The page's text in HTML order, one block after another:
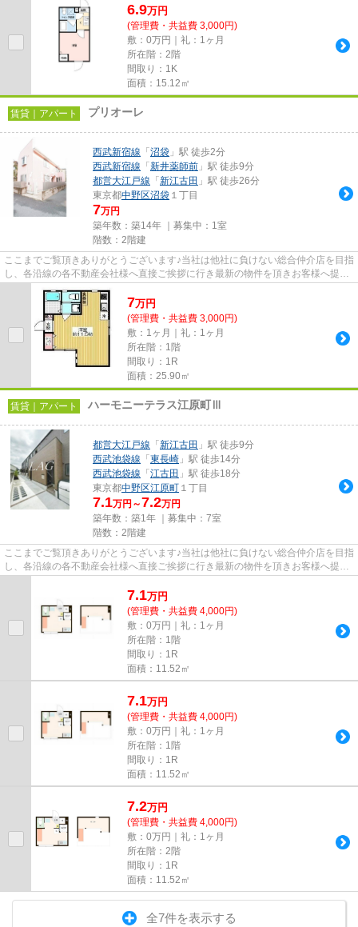
6.9万円
(管理費・共益費 3,000円)
敷：0万円｜礼：1ヶ月
所在階：2階
間取り：1K
面積：15.12㎡
賃貸｜アパート プリオーレ
西武新宿線 「 沼袋 」駅 徒歩2分
西武新宿線 「 新井薬師前 」駅 徒歩9分
都営大江戸線 「 新江古田 」駅 徒歩26分
東京都中野区沼袋 １丁目
7万円
築年数：築14年 ｜募集中： 1室
階数：2階建
ここまでご覧頂きありがとうございます♪当社は他社に負けない総合仲介店を目指
し、各沿線の各不動産会社様へ直接ご挨拶に行き最新の物件を頂きお客様へ提供
しております！最新の情報は...
7万円
(管理費・共益費 3,000円)
敷：1ヶ月｜礼：1ヶ月
所在階：1階
間取り：1R
面積：25.90㎡
賃貸｜アパート ハーモニーテラス江原町Ⅲ
都営大江戸線 「 新江古田 」駅 徒歩9分
西武池袋線 「 東長崎 」駅 徒歩14分
西武池袋線 「 江古田 」駅 徒歩18分
東京都中野区江原町 １丁目
7.1万円～7.2万円
築年数：築1年 ｜募集中： 7室
階数：2階建
ここまでご覧頂きありがとうございます♪当社は他社に負けない総合仲介店を目指
し、各沿線の各不動産会社様へ直接ご挨拶に行き最新の物件を頂きお客様へ提供
7.1万円
(管理費・共益費 4,000円)
敷：0万円｜礼：1ヶ月
所在階：1階
間取り：1R
面積：11.52㎡
7.1万円
(管理費・共益費 4,000円)
敷：0万円｜礼：1ヶ月
所在階：1階
間取り：1R
面積：11.52㎡
7.2万円
(管理費・共益費 4,000円)
敷：0万円｜礼：1ヶ月
所在階：2階
間取り：1R
面積：11.52㎡
全7件を表示する